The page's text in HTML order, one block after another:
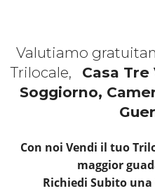
Valutiamo
Trilocale, Casa Tre
Soggiorno,
Con noi Vendi il tuo
maggior
Richiedi Subito